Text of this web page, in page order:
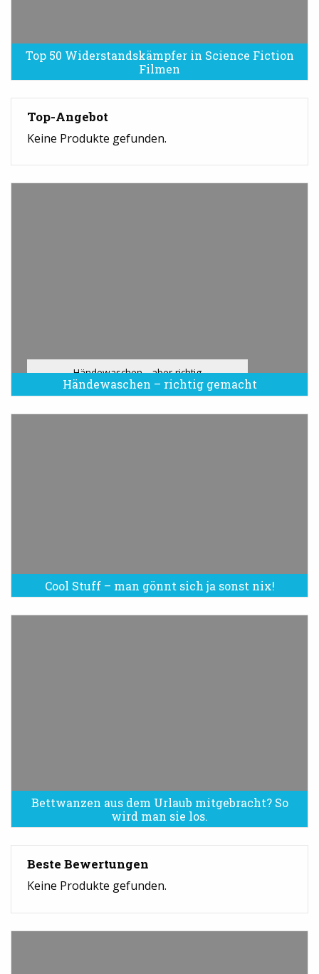
Top 50 Widerstandskämpfer in Science Fiction
Filmen
Top-Angebot
Keine Produkte gefunden.
Händewaschen – richtig gemacht
Händewaschen - aber richtig
Cool Stuff – man gönnt sich ja sonst nix!
Bettwanzen aus dem Urlaub mitgebracht? So
wird man sie los.
Bettwanzen sind eine Plage
Beste Bewertungen
Keine Produkte gefunden.